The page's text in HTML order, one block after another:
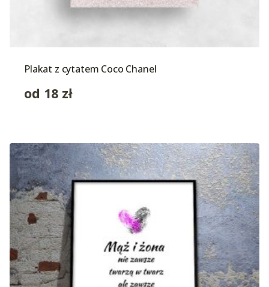
Plakat z cytatem Coco Chanel
od 18 zł